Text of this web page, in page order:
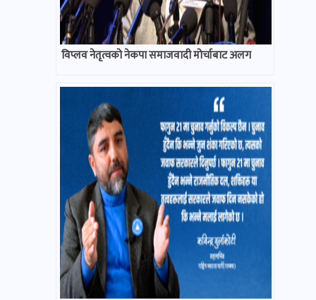
विप्लव नेतृत्वको नेकपा समाजवादी मोर्चाबाट अलग